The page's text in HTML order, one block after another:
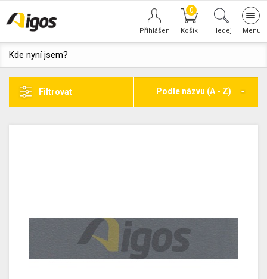
0
Hledej
Kde nyní jsem?
Filtrovat Podle názvu (A - Z)